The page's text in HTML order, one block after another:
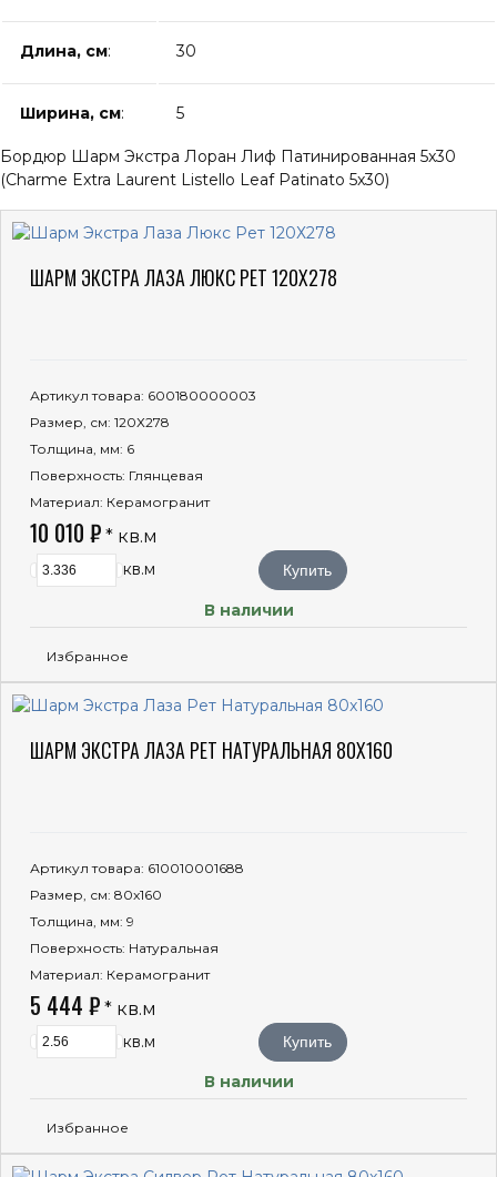
Длина, см: 30
Ширина, см: 5
Бордюр Шарм Экстра Лоран Лиф Патинированная 5x30
(Charme Extra Laurent Listello Leaf Patinato 5x30)
ШАРМ ЭКСТРА ЛАЗА ЛЮКС РЕТ 120Х278
Артикул товара: 600180000003
Размер, см: 120Х278
Толщина, мм: 6
Поверхность: Глянцевая
Материал: Керамогранит
10 010 ₽ * кв.м
кв.м Купить
В наличии
Избранное
ШАРМ ЭКСТРА ЛАЗА РЕТ НАТУРАЛЬНАЯ 80X160
Артикул товара: 610010001688
Размер, см: 80x160
Толщина, мм: 9
Поверхность: Натуральная
Материал: Керамогранит
5 444 ₽ * кв.м
кв.м Купить
В наличии
Избранное